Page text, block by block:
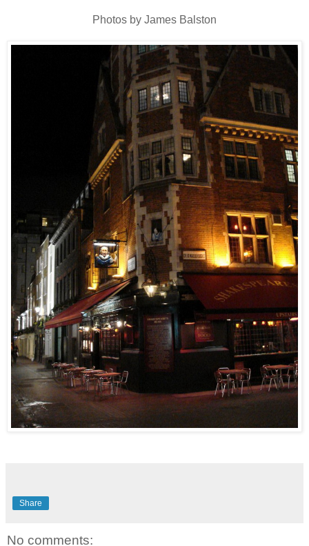
Photos by James Balston
Share
No comments: